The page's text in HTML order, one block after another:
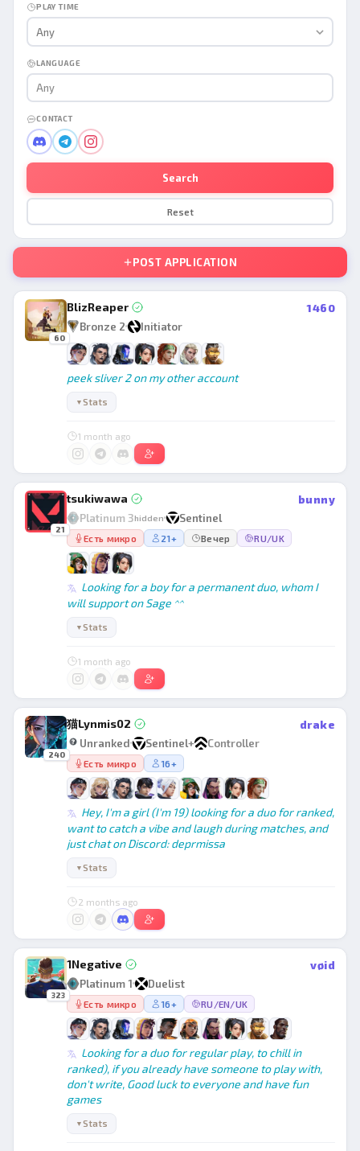
PLAY TIME
Any
LANGUAGE
Any
CONTACT
Search
Reset
POST APPLICATION
60
BlizReaper
1460
Bronze 2
Initiator
peek sliver 2 on my other account
▼Stats
1 month ago
21
tsukiwawa
bunny
Platinum 3hidden Sentinel
Есть микро 21+ Вечер RU/UK
Looking for a boy for a permanent duo, whom I
will support on Sage ^^
▼Stats
1 month ago
240
猫Lynmis02
drake
Unranked
Sentinel+ Controller
Есть микро 16+
Hey, I'm a girl (I'm 19) looking for a duo for ranked,
want to catch a vibe and laugh during matches, and
just chat on Discord: deprmissa
▼Stats
2 months ago
323
1Negative
vøid
Platinum 1
Duelist
Есть микро 16+ RU/EN/UK
Looking for a duo for regular play, to chill in
ranked), if you already have someone to play with,
don't write, Good luck to everyone and have fun
games
▼Stats